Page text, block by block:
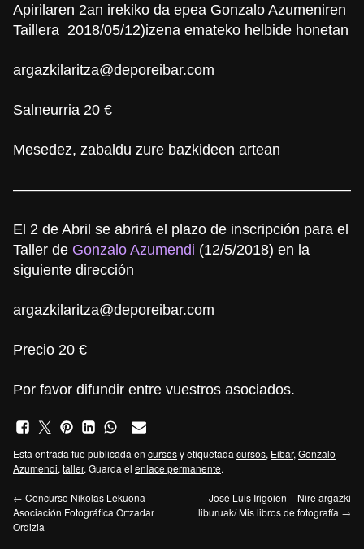
Apirilaren 2an irekiko da epea Gonzalo Azumeniren
Taillera 2018/05/12)izena emateko helbide honetan
argazkilaritza@deporeibar.com
Salneurria 20 €
Mesedez, zabaldu zure bazkideen artean
El 2 de Abril se abrirá el plazo de inscripción para el
Taller de Gonzalo Azumendi (12/5/2018) en la
siguiente dirección
argazkilaritza@deporeibar.com
Precio 20 €
Por favor difundir entre vuestros asociados.
Esta entrada fue publicada en cursosy etiquetada cursos, Eibar, Gonzalo
Azumendi, taller. Guarda el enlace permanente.
← Concurso Nikolas Lekuona –
Asociación Fotográfica Ortzadar
Ordizia
José Luis Irigoien – Nire argazki
liburuak/ Mis libros de fotografía →